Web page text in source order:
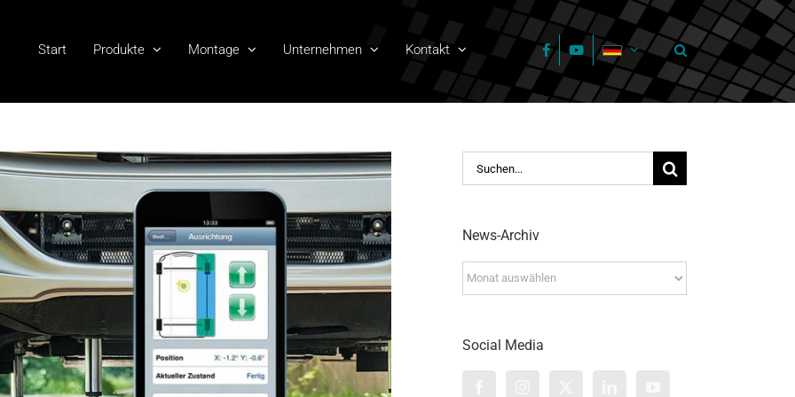
Start Produkte Montage Unternehmen Kontakt
Suche
News-Archiv
News-
Social Media